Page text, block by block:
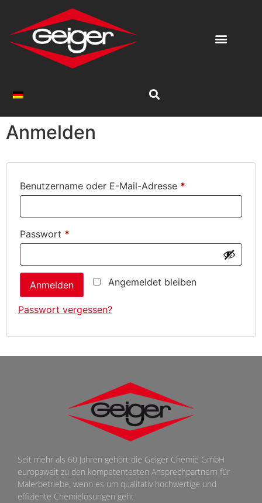
Anmelden
Benutzername oder E-Mail-Adresse *
Passwort *
Angemeldet bleiben
Anmelden
Passwort vergessen?
Seit mehr als 60 Jahren gehört die Geiger Chemie GmbH
europaweit zu den kompetentesten Ansprechpartnern für
Malerbetriebe, wenn es um qualitativ hochwertige und
effiziente Chemielösungen geht